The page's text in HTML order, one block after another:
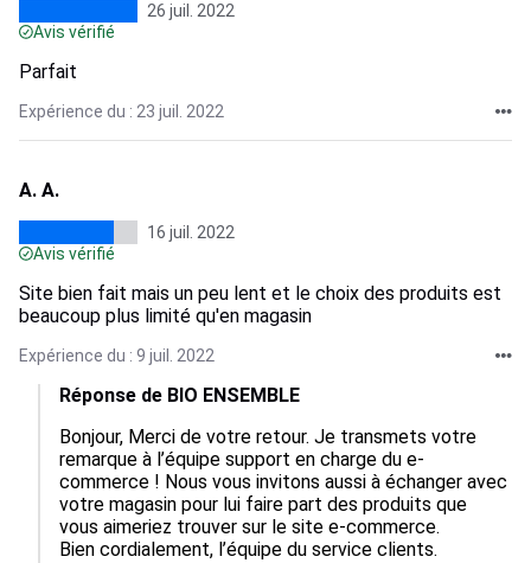
26 juil. 2022
Avis vérifié
Parfait
Expérience du : 23 juil. 2022
A. A.
16 juil. 2022
Avis vérifié
Site bien fait mais un peu lent et le choix des produits est
beaucoup plus limité qu'en magasin
Expérience du : 9 juil. 2022
Réponse de BIO ENSEMBLE
Bonjour, Merci de votre retour. Je transmets votre
remarque à l’équipe support en charge du e-
commerce ! Nous vous invitons aussi à échanger avec
votre magasin pour lui faire part des produits que
vous aimeriez trouver sur le site e-commerce.
Bien cordialement, l’équipe du service clients.